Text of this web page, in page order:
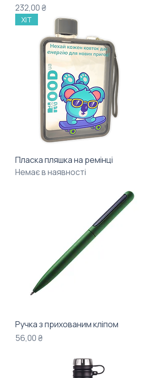
Ціна
232,00 ₴
ХІТ
Пласка пляшка на ремінці
Немає в наявності
Ручка з прихованим кліпом
Ціна
56,00 ₴